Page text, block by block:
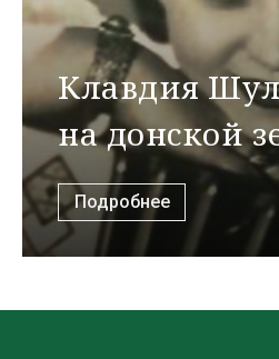
Клавдия
на донской
Подробнее